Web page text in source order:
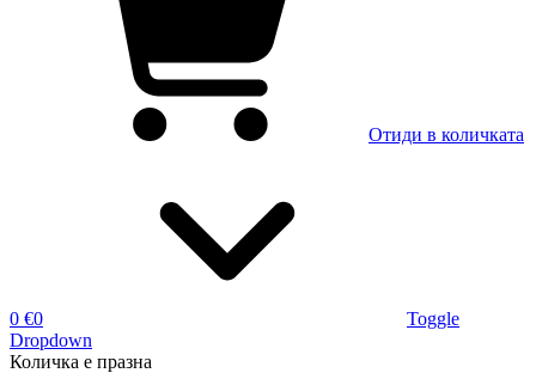
Отиди в количката
0 €0
Toggle
Dropdown
Количка е празна